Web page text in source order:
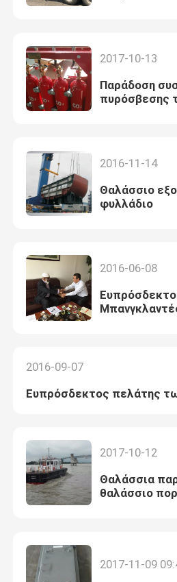
2017-10-13
Παράδοση
πυρόσβεσης
2016-11-14
Θαλάσσιο
φυλλάδιο
2016-06-08
2016-09-07
Ευπρόσδεκτος πελάτης
2017-10-12
Θαλάσσια
θαλάσσιο
2017-11-09